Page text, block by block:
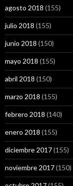
agosto 2018 (155)
julio 2018 (155)
junio 2018 (150)
mayo 2018 (155)
abril 2018 (150)
marzo 2018 (155)
febrero 2018 (140)
enero 2018 (155)
diciembre 2017(155)
noviembre 2017(150)